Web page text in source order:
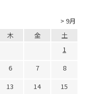
> 9月
木 金
土
1
6 7
8
13 14
15